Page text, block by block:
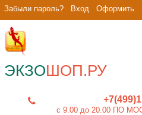
Забыли пароль? Вход Оформить
ЭКЗОШОП.РУ
c 9.00 до 20.00 ПО